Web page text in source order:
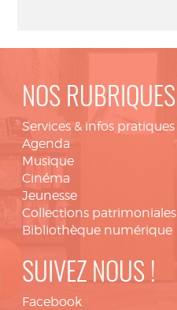
NOS RUBRIQUES
Services & infos pratiques
Agenda
Musique
Cinéma
Jeunesse
Collections patrimoniales
Bibliothèque numérique
SUIVEZ NOUS !
Facebook